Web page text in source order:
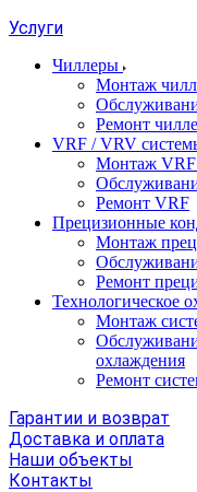
Услуги
Чиллеры
Монтаж
Ремонт
VRF / VRV
Монтаж VRF
Ремонт VRF
Прецизионные
Монтаж
Ремонт
Технологическое
Монтаж
охлаждения
Ремонт
Гарантии и возврат
Доставка и оплата
Наши объекты
Контакты